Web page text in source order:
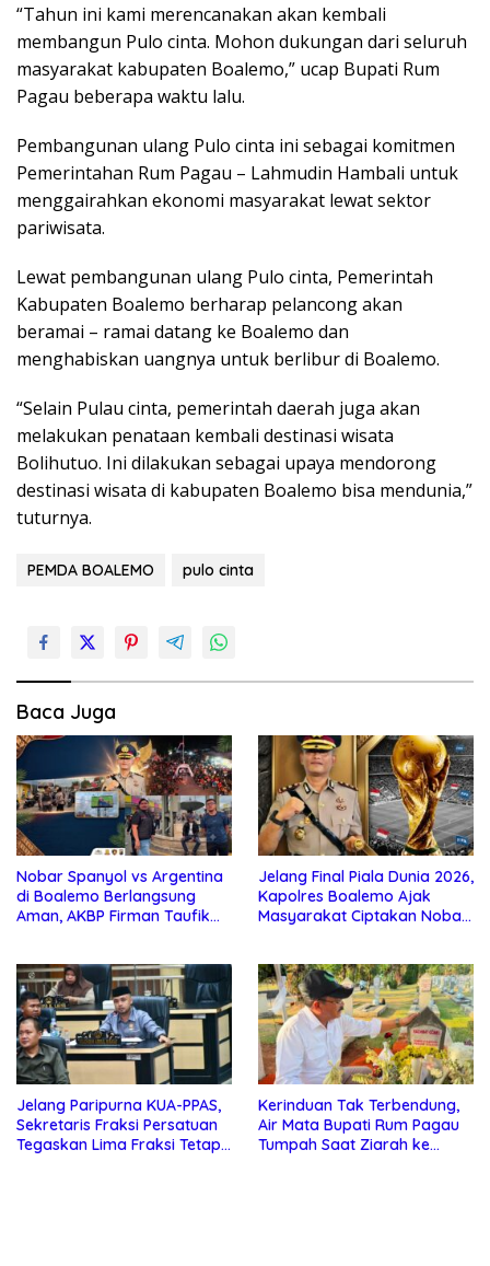
“Tahun ini kami merencanakan akan kembali
membangun Pulo cinta. Mohon dukungan dari seluruh
masyarakat kabupaten Boalemo,” ucap Bupati Rum
Pagau beberapa waktu lalu.
Pembangunan ulang Pulo cinta ini sebagai komitmen
Pemerintahan Rum Pagau – Lahmudin Hambali untuk
menggairahkan ekonomi masyarakat lewat sektor
pariwisata.
Lewat pembangunan ulang Pulo cinta, Pemerintah
Kabupaten Boalemo berharap pelancong akan
beramai – ramai datang ke Boalemo dan
menghabiskan uangnya untuk berlibur di Boalemo.
“Selain Pulau cinta, pemerintah daerah juga akan
melakukan penataan kembali destinasi wisata
Bolihutuo. Ini dilakukan sebagai upaya mendorong
destinasi wisata di kabupaten Boalemo bisa mendunia,”
tuturnya.
PEMDA BOALEMO pulo cinta
Baca Juga
Nobar Spanyol vs Argentina
di Boalemo Berlangsung
Aman, AKBP Firman Taufik
Jelang Final Piala Dunia 2026,
Kapolres Boalemo Ajak
Masyarakat Ciptakan Nobar
Jelang Paripurna KUA-PPAS,
Sekretaris Fraksi Persatuan
Tegaskan Lima Fraksi Tetap
Kerinduan Tak Terbendung,
Air Mata Bupati Rum Pagau
Tumpah Saat Ziarah ke